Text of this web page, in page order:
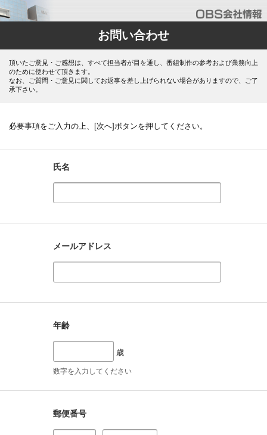
お問い合わせ
頂いたご意見・ご感想は、すべて担当者が目を通し、番組制作の参考および業務向上
のために使わせて頂きます。
なお、ご質問・ご意見に関してお返事を差し上げられない場合がありますので、ご了
承下さい。
必要事項をご入力の上、[次へ]ボタンを押してください。
氏名
メールアドレス
年齢
歳
数字を入力してください
郵便番号